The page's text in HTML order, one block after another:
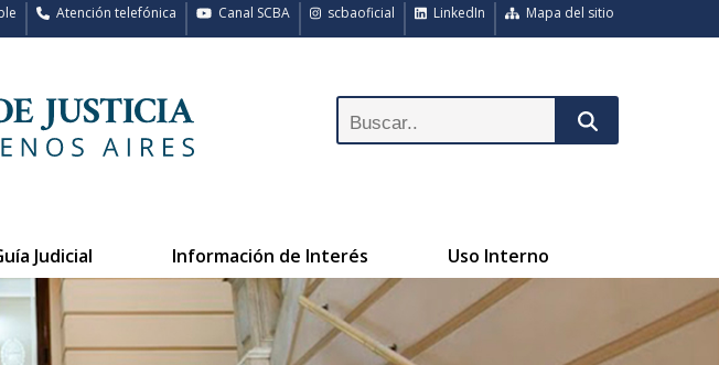
Mapa del sitio
LinkedIn
scbaoficial
Canal SCBA
Atención telefónica
Judicial Información de Interés Uso Interno